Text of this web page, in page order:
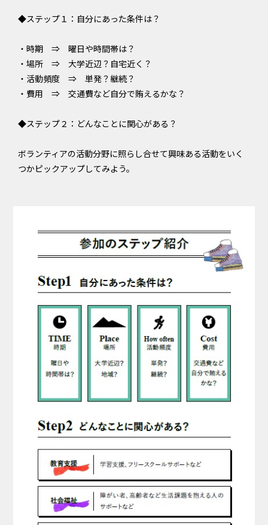
◆ステップ１：自分にあった条件は？
・時期 ⇒ 曜日や時間帯は？
・場所 ⇒ 大学近辺？自宅近く？
・活動頻度 ⇒ 単発？継続？
・費用 ⇒ 交通費など自分で賄えるかな？
◆ステップ２：どんなことに関心がある？
ボランティアの活動分野に照らし合せて興味ある活動をいく
つかピックアップしてみよう。